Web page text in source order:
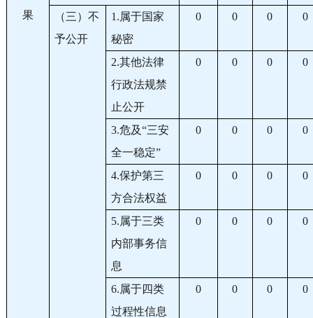
果
（三）不
予公开
1.属于国家
秘密
0 0 0 0
2.其他法律
行政法规禁
止公开
0 0 0 0
3.危及“三安
全一稳定”
0 0 0 0
4.保护第三
方合法权益
0 0 0 0
5.属于三类
内部事务信
息
0 0 0 0
6.属于四类
过程性信息
0 0 0 0